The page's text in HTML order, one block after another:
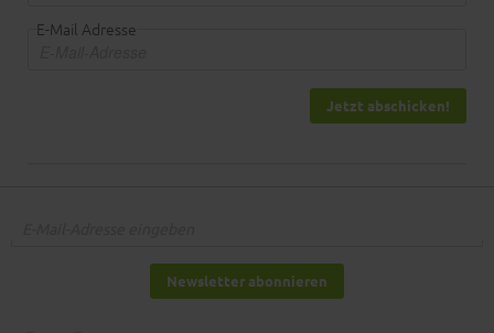
E-Mail Adresse
Jetzt abschicken!
Newsletter abonnieren